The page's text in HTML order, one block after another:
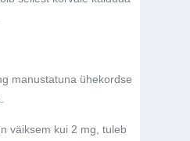
manustatuna ühekordse
väiksem kui 2 mg, tuleb